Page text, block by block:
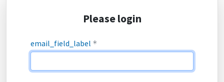
Please login
email_field_label *